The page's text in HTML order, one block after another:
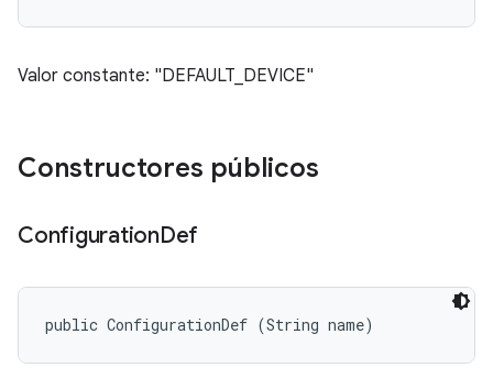
Valor constante: "DEFAULT_DEVICE"
Constructores públicos
ConfigurationDef
public ConfigurationDef (String name)